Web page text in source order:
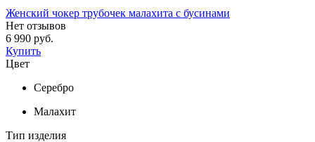
Женский чокер трубочек малахита с бусинами
Нет отзывов
6 990 руб.
Купить
Цвет
Серебро
Малахит
Тип изделия